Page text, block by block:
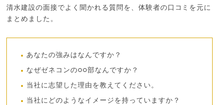
清水建設の面接でよく聞かれる質問を、体験者の口コミを元に
まとめました。
あなたの強みはなんですか？
なぜゼネコンの○○部なんですか？
当社に志望した理由を教えてください。
当社にどのようなイメージを持っていますか？